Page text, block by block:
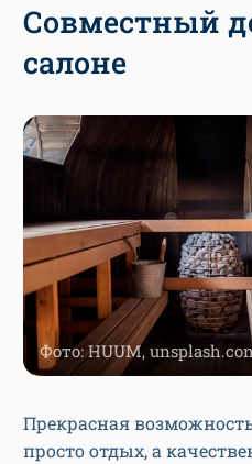
Совместный
салоне
Фото: HUUM,
Прекрасная
просто отдых, а